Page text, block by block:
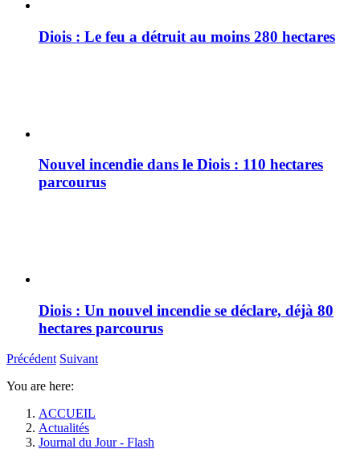
Diois : Le feu a détruit au moins 280 hectares
Nouvel incendie dans le Diois : 110 hectares
parcourus
Diois : Un nouvel incendie se déclare, déjà 80
hectares parcourus
Précédent Suivant
You are here:
ACCUEIL
Actualités
Journal du Jour - Flash